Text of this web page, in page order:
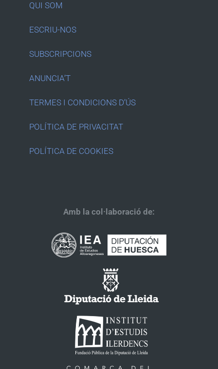
QUI SOM
ESCRIU-NOS
SUBSCRIPCIONS
ANUNCIA’T
TERMES I CONDICIONS D’ÚS
POLÍTICA DE PRIVACITAT
POLÍTICA DE COOKIES
Amb la col·laboració de: